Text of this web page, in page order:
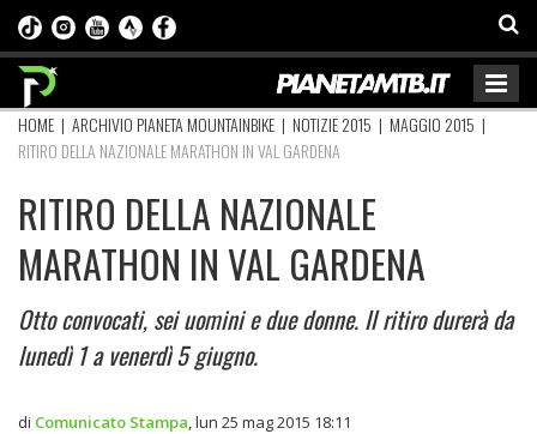
HOME | ARCHIVIO PIANETA MOUNTAINBIKE | NOTIZIE 2015 | MAGGIO 2015 |
RITIRO DELLA NAZIONALE MARATHON IN VAL GARDENA
RITIRO DELLA NAZIONALE
MARATHON IN VAL GARDENA
Otto convocati, sei uomini e due donne. Il ritiro durerà da
lunedì 1 a venerdì 5 giugno.
di Comunicato Stampa lun 25 mag 2015 18:11